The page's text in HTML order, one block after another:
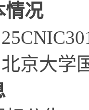
情况
北京大学